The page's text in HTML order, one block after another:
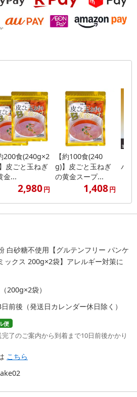
200食(240g×2
皮ごと玉ねぎ
金...
2,980円
【約100食(240
g)】皮ごと玉ねぎ
の黄金スープ...
1,408円
パウ
白砂糖不使用【グルテンフリー パンケ
ックス 200g×2袋】アレルギー対策に
200g×2袋）
前後（発送日カレンダー休日除く）
便
了のご案内から到着まで10日前後かかり
こちら